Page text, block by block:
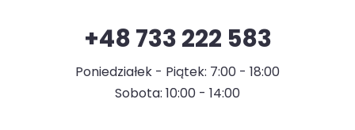
+48 733 222 583
Poniedziałek - Piątek: 7:00 - 18:00
Sobota: 10:00 - 14:00